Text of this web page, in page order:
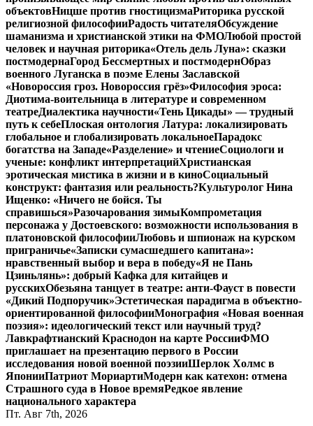
объектовНицше против гностицизмаРиторика русской
религиозной философииРадость читателяОбсуждение
шаманизма и христианской этики на ФМОЛюбой простой
человек и научная риторика«Отель дель Луна»: сказки
постмодернаГород Бессмертных и постмодернОбраз
военного Луганска в поэме Елены Заславской
«Новороссия гроз. Новороссия грёз»Философия эроса:
Диотима-воительница в литературе и современном
театреДиалектика научности«Тень Цикады» — трудный
путь к себеПлоская онтология Латура: локализировать
глобальное и глобализировать локальноеПарадокс
богатства на Западе«Разделение» и чтениеСоциологи и
ученые: конфликт интерпретацийХристианская
эротическая мистика в жизни и в киноСоциальный
конструкт: фантазия или реальность?Культуролог Нина
Ищенко: «Ничего не бойся. Ты
справишься»Разочарования зимыКомпрометация
персонажа у Достоевского: возможности использования в
платоновской философииЛюбовь и шпионаж на курском
приграничье«Записки сумасшедшего капитана»:
нравственный выбор и вера в победу«Я не Пань
Цзиньлянь»: добрый Кафка для китайцев и
русскихОбезьяна танцует в театре: анти-Фауст в повести
«Дикий Подпоручик»Эстетическая парадигма в объектно-
ориентированной философииМонография «Новая военная
поэзия»: идеологический текст или научный труд?
Лавкрафтианский Краснодон на карте РоссииФМО
приглашает на презентацию первого в России
исследования новой военной поэзииШерлок Холмс в
ЯпонииПатриот МориартиМодерн как катехон: отмена
Страшного суда в Новое времяРедкое явление
национального характера
Пт. Авг 7th, 2026